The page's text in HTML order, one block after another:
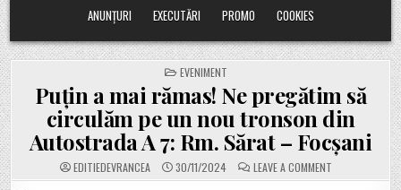
ANUNȚURI
EXECUTĂRI PROMO COOKIES
POSTED
IN
EVENIMENT
Puțin a mai rămas! Ne pregătim să
circulăm pe un nou tronson din
Autostrada A 7: Rm. Sărat – Focșani
EDITIEDEVRANCEA 30/11/2024 LEAVE A COMMENT
PUȚIN